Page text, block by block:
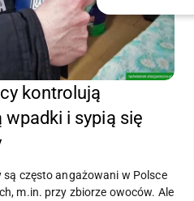
kontrolują
wpadki i sypią się
są często angażowani w Polsce
m.in. przy zbiorze owoców. Ale